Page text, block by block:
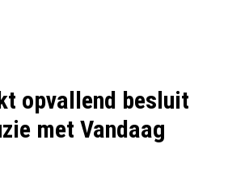
opvallend besluit
met Vandaag